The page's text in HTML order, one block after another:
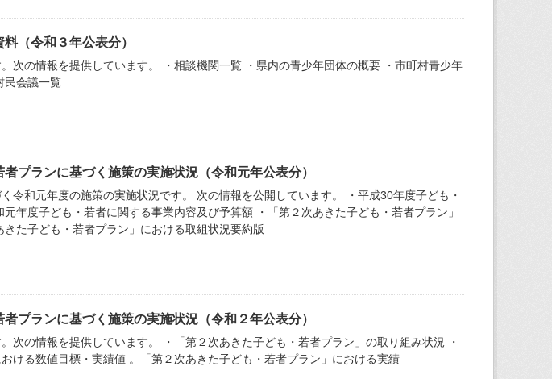
（令和３年公表分）
次の情報を提供しています。 ・相談機関一覧 ・県内の青少年団体の概要 ・市町村青少年
民会議一覧
プランに基づく施策の実施状況（令和元年公表分）
令和元年度の施策の実施状況です。 次の情報を公開しています。 ・平成30年度子ども・
年度子ども・若者に関する事業内容及び予算額 ・「第２次あきた子ども・若者プラン」
た子ども・若者プラン」における取組状況要約版
プランに基づく施策の実施状況（令和２年公表分）
次の情報を提供しています。 ・「第２次あきた子ども・若者プラン」の取り組み状況 ・
ける数値目標・実績値 。「第２次あきた子ども・若者プラン」における実績